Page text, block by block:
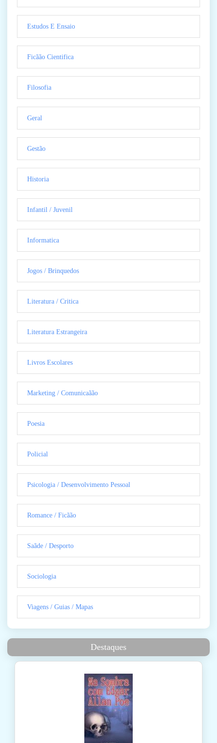
Estudos E Ensaio
Ficãão Cientifica
Filosofia
Geral
Gestão
Historia
Infantil / Juvenil
Informatica
Jogos / Brinquedos
Literatura / Critica
Literatura Estrangeira
Livros Escolares
Marketing / Comunicaãão
Poesia
Policial
Psicologia / Desenvolvimento Pessoal
Romance / Ficãão
Saãde / Desporto
Sociologia
Viagens / Guias / Mapas
Destaques